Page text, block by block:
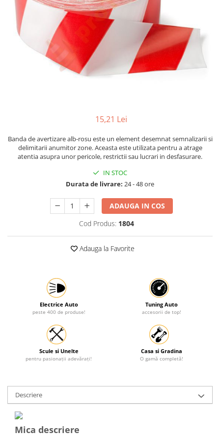
compresoare
Cricuri Auto Hidraulice
Pneumatice si Trapezoidale
Cricuri hidraulice
Cricuri pneumatice
Cricuri trapezoidale
Masini de gaurit si Insurubat
Motoare electrice
Pompe Combustibil
Suport motocicleta
Surubelnite
Tunuri de caldura si aeroteme
Utilaje constructie
Mixere
Motocositoare si Motosape
Nivela laser
Pistol de vopsit
Ventilatoare radiatoare
umidificatoare
15,21 Lei
Banda de avertizare alb-rosu este un element desemnat semnalizarii si
delimitarii anumitor zone. Aceasta este utilizata pentru a atrage
atentia asupra unor pericole, restrictii sau lucrari in desfasurare.
IN STOC
Durata de livrare: 24 - 48 ore
ADAUGA IN COS
Cod Produs: 1804
Adauga la Favorite
Electrice Auto
peste 400 de produse!
Tuning Auto
accesorii de top!
Scule si Unelte
pentru pasionații adevărați!
Casa si Gradina
O gamă completă!
Descriere
Mica descriere